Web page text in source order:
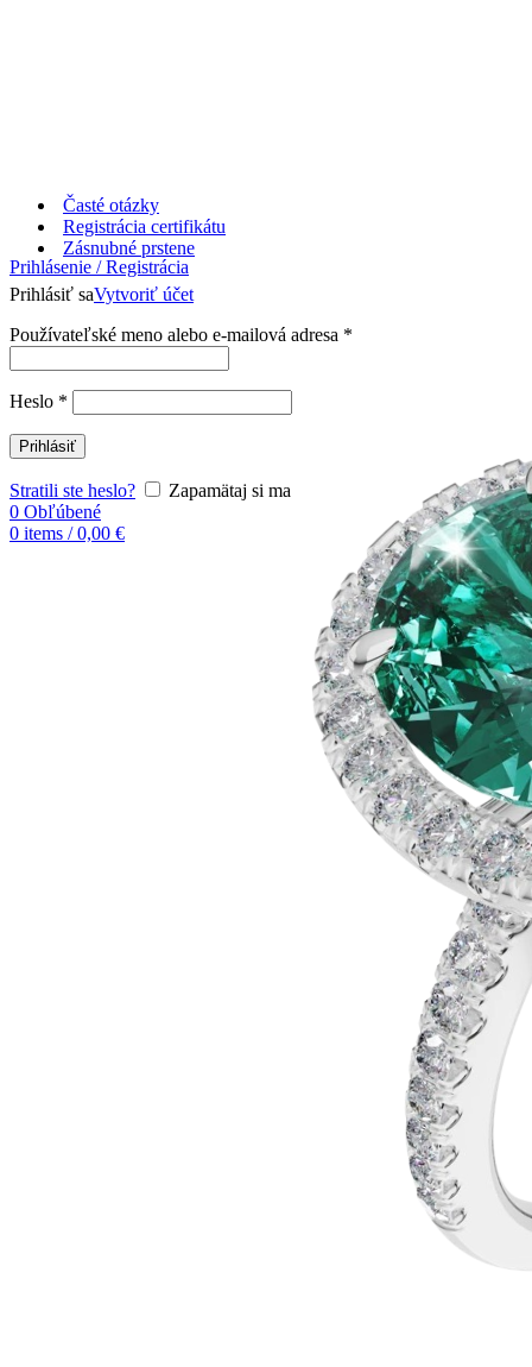
Časté otázky
Registrácia certifikátu
Prihlásenie / Registrácia
Prihlásiť saVytvoriť účet
Používateľské meno alebo e-mailová adresa *
Heslo *
Prihlásiť
Stratili ste heslo?
Zapamätaj si ma
0 Obľúbené
0 items / 0,00 €
Zásnubné prstene